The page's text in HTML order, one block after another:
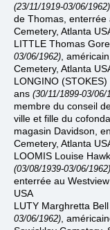
(23/11/1919-03/06/1962)
de Thomas, enterrée
Cemetery, Atlanta
LITTLE Thomas
03/06/1962) ,
Cemetery, Atlanta
LONGINO
ans (30/11/1899-03/06/
membre du conseil
ville et fille du
magasin Davidson,
Cemetery, Atlanta
LOOMIS Louise
(03/08/1939-03/06/1962)
enterrée au
USA
LUTY Marghretta
03/06/1962) ,